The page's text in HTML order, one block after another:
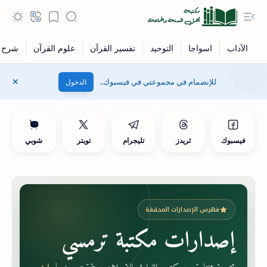
للإنضمام في مجموعتي في فيسبوك.. الدخول
فيسبوك ثريدز تليجرام تويتر شوبي
فهرس الإصدارات المحققة
إصدارات مكتبة ترمسي